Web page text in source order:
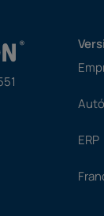
ERP